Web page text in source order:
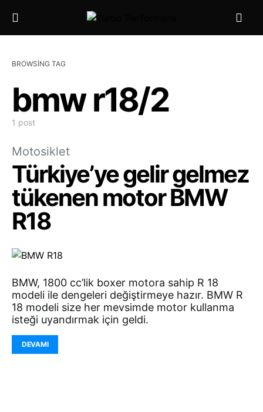
BROWSING TAG
bmw r18/2
1 post
Motosiklet
Türkiye’ye gelir gelmez
tükenen motor BMW
R18
BMW, 1800 cc’lik boxer motora sahip R 18
modeli ile dengeleri değiştirmeye hazır. BMW R
18 modeli size her mevsimde motor kullanma
isteği uyandırmak için geldi.
DEVAMI